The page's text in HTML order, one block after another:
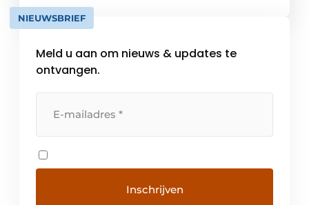
machinegegevens om de werking continu
te optimaliseren. Siemens biedt de
NIEUWSBRIEF
Meld u aan om nieuws & updates te
ontvangen.